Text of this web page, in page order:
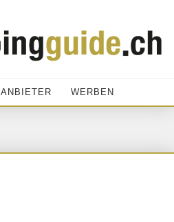
ANBIETER WERBEN